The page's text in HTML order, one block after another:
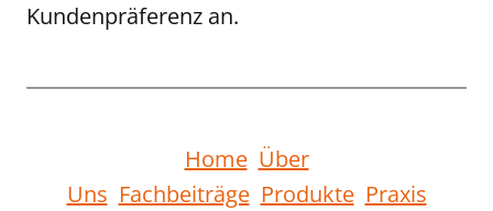
Kundenpräferenz an.
Home Über
Uns Fachbeiträge Produkte Praxis